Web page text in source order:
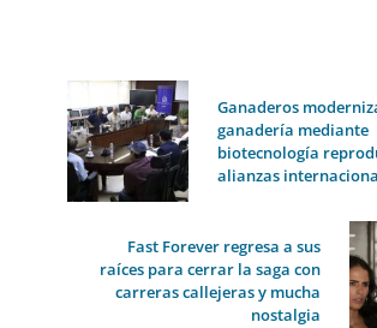
Ganaderos
ganadería mediante
biotecnología
alianzas
Fast Forever regresa a sus
raíces para cerrar la saga con
carreras callejeras y mucha
nostalgia